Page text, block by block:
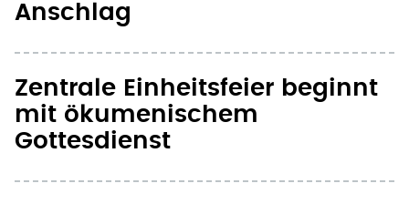
Anschlag
Zentrale Einheitsfeier beginnt
mit ökumenischem
Gottesdienst